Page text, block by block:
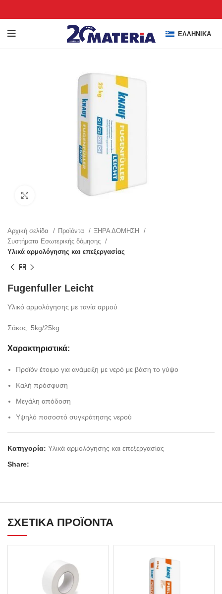
ΕΛΛΗΝΙΚΆ
Αρχική σελίδα Προϊόντα
ΞΗΡΑ ΔΟΜΗΣΗ
Συστήματα Εσωτερικής δόμησης
Υλικά αρμολόγησης και επεξεργασίας
Fugenfuller Leicht
Υλικό αρμολόγησης με τανία αρμού
Σάκος: 5kg/25kg
Χαρακτηριστικά:
Προϊόν έτοιμο για ανάμειξη με νερό με βάση το γύψο
Καλή πρόσφυση
Μεγάλη απόδοση
Υψηλό ποσοστό συγκράτησης νερού
Κατηγορία: Υλικά αρμολόγησης και επεξεργασίας
Share:
ΣΧΕΤΙΚΆ ΠΡΟΪΌΝΤΑ